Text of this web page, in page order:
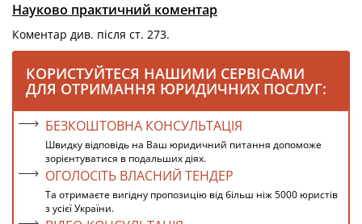
Науково практичний коментар
Коментар див. після ст. 273.
КОРИСТУЙТЕСЯ НАШИМИ СЕРВІСАМИ
ДЛЯ ОТРИМАННЯ ЮРИДИЧНИХ ПОСЛУГ:
БЕЗКОШТОВНА КОНСУЛЬТАЦІЯ
Швидку відповідь на Ваш юридичний питання допоможе
зорієнтуватися в подальших діях.
ОГОЛОСІТЬ ВЛАСНИЙ ТЕНДЕР
Та отримаєте вигідну пропозицію від більш ніж 5000 юристів
з усієї України.